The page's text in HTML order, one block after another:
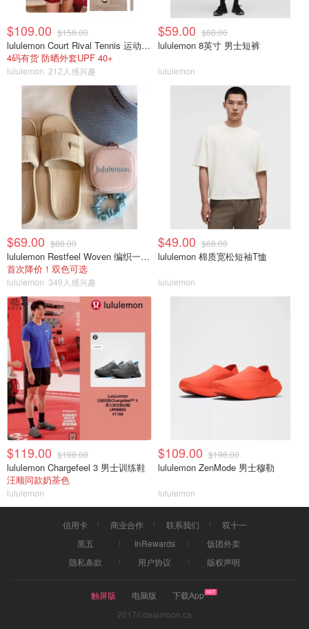
$109.00 $158.00
lululemon Court Rival Tennis 运动夹克 女士
4码有货 防晒外套UPF 40+
lululemon 212人感兴趣
$59.00 $88.00
lululemon 8英寸 男士短裤
lululemon
$69.00 $88.00
lululemon Restfeel Woven 编织一字拖
首次降价！双色可选
lululemon 349人感兴趣
$49.00 $68.00
lululemon 棉质宽松短袖T恤
lululemon
$119.00 $198.00
lululemon Chargefeel 3 男士训练鞋
汪顺同款奶茶色
lululemon
$109.00 $198.00
lululemon ZenMode 男士穆勒
lululemon
信用卡 商业合作 联系我们
双十一
黑五
InRewards
饭团外卖
隐私条款
用户协议 版权声明
触屏版 电脑版
下载App
2017©dealmoon.ca